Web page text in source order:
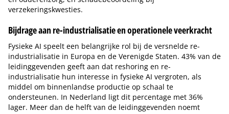
verzekeringskwesties.
Bijdrage aan re-industrialisatie en operationele veerkracht
Fysieke AI speelt een belangrijke rol bij de versnelde re-
industrialisatie in Europa en de Verenigde Staten. 43% van de
leidinggevenden geeft aan dat reshoring en re-
industrialisatie hun interesse in fysieke AI vergroten, als
middel om binnenlandse productie op schaal te
ondersteunen. In Nederland ligt dit percentage met 36%
lager. Meer dan de helft van de leidinggevenden noemt